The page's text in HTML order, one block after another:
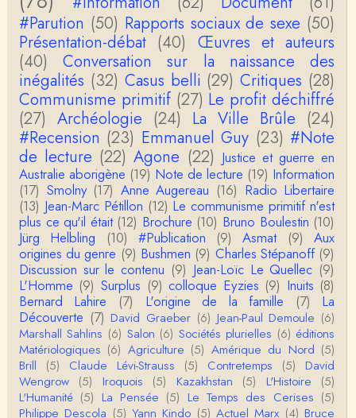
Anonymous
Actuellement c'est quelle édition qui est la plus à jo
ur? La dernière edition française ou celle…
roland chaudat
le sous-titre de l’article de la Lutte de Classes “No
n, l’oppression des femmes n’a pas toujours exi…
roland chaudat
Votre gourmandise sera probablement récompens
ée parce que Snow apporte "de l'eau à votre m
o…
Christophe Darmangeat
...Et merci à vous pour Snow – qui m'a l'air d'être
davantage une histoire qu'une et…
roland chaudat
Tout à fait d'accord avec vous et quant à Leacock j
e n'ai lu qu'un de ses ouvrages et il…
Anonymous
Homo sapiens a clairement évolué depuis 300 00
0 ans. Tout d'abord, il y a la différence notable …
#Parution (50) Rapports sociaux de sexe (50)
Présentation-débat (40) Œuvres et auteurs
(40)
Conversation sur la naissance des
inégalités (32) Casus belli (29) Critiques (28)
Communisme primitif (27) Le profit déchiffré
(27) Archéologie (24) La Ville Brûle (24)
#Recension (23) Emmanuel Guy (23) #Note
de lecture (22) Agone (22) Justice et guerre en
Australie aborigène (19) Note de lecture (19) Information
(17) Smolny (17) Anne Augereau (16) Radio Libertaire
(13) Jean-Marc Pétillon (12) Le communisme primitif n'est
plus ce qu'il était (12) Brochure (10) Bruno Boulestin (10)
Jürg Helbling
(10) #Publication (9) Asmat (9)
Aux
origines du genre (9) Bushmen (9) Charles Stépanoff (9)
Discussion sur le contenu (9) Jean-Loïc Le Quellec (9)
L'Homme (9) Surplus (9) colloque Eyzies (9) Inuits (8)
Bernard Lahire
(7) L'origine de la famille (7)
La
Découverte (7) David Graeber (6) Jean-Paul Demoule (6)
Marshall Sahlins (6) Salon (6) Sociétés plurielles (6) éditions
Matériologiques (6) Agriculture (5) Amérique du Nord (5)
Brill
(5) Claude Lévi-Strauss (5) Contretemps (5)
David
Wengrow (5) Iroquois (5) Kazakhstan (5) L'Histoire
(5)
L'Humanité (5) La Pensée (5) Le Temps des Cerises (5)
Philippe Descola (5) Yann Kindo (5) Actuel Marx (4) Bruce